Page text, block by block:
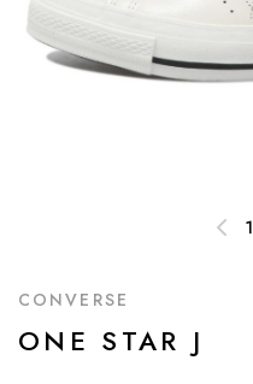
1
CONVERSE
ONE STAR J